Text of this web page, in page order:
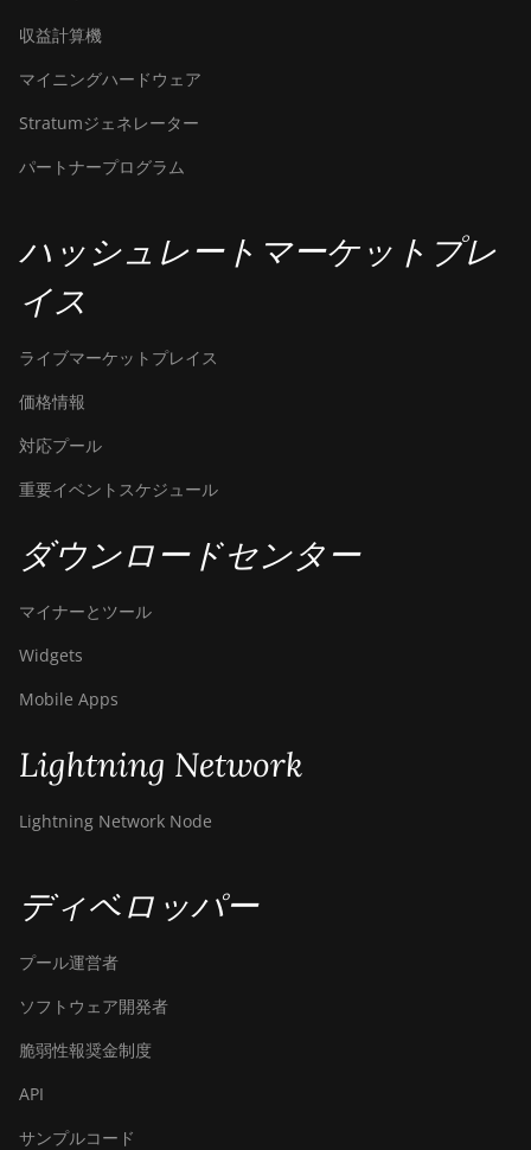
収益計算機
マイニングハードウェア
Stratumジェネレーター
パートナープログラム
ハッシュレートマーケットプレ
イス
ライブマーケットプレイス
価格情報
対応プール
重要イベントスケジュール
ダウンロードセンター
マイナーとツール
Widgets
Mobile Apps
Lightning Network
Lightning Network Node
ディベロッパー
プール運営者
ソフトウェア開発者
脆弱性報奨金制度
API
サンプルコード